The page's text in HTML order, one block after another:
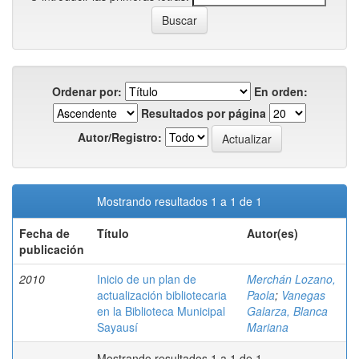
Ordenar por:
En orden:
Resultados por página
Autor/Registro:
Mostrando resultados 1 a 1 de 1
Fecha de
publicación
Título Autor(es)
2010
Inicio de un plan de
actualización bibliotecaria
en la Biblioteca Municipal
Sayausí
Merchán Lozano,
Paola; Vanegas
Galarza, Blanca
Mariana